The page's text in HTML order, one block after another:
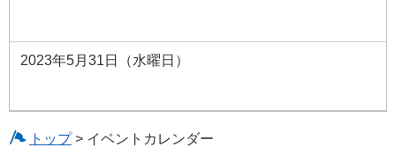
2023年5月31日（水曜日）
トップ> イベントカレンダー